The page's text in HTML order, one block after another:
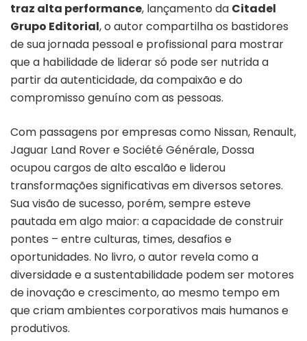
traz alta performance, lançamento da Citadel
Grupo Editorial, o autor compartilha os bastidores
de sua jornada pessoal e profissional para mostrar
que a habilidade de liderar só pode ser nutrida a
partir da autenticidade, da compaixão e do
compromisso genuíno com as pessoas.
Com passagens por empresas como Nissan, Renault,
Jaguar Land Rover e Société Générale, Dossa
ocupou cargos de alto escalão e liderou
transformações significativas em diversos setores.
Sua visão de sucesso, porém, sempre esteve
pautada em algo maior: a capacidade de construir
pontes – entre culturas, times, desafios e
oportunidades. No livro, o autor revela como a
diversidade e a sustentabilidade podem ser motores
de inovação e crescimento, ao mesmo tempo em
que criam ambientes corporativos mais humanos e
produtivos.